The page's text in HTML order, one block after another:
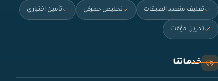
تغليف متعدد الطبقات تخليص جمركي تأمين اختياري
تخزين مؤقت
خدماتنا